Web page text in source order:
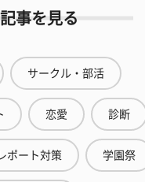
事を見る
サークル・部活
恋愛 診断
ポート対策 学園祭